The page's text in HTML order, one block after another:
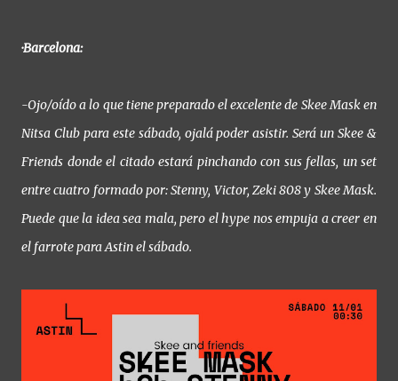
·Barcelona:
-Ojo/oído a lo que tiene preparado el excelente de Skee Mask en
Nitsa Club para este sábado, ojalá poder asistir. Será un Skee &
Friends donde el citado estará pinchando con sus fellas, un set
entre cuatro formado por: Stenny, Victor, Zeki 808 y Skee Mask.
Puede que la idea sea mala, pero el hype nos empuja a creer en
el farrote para Astin el sábado.